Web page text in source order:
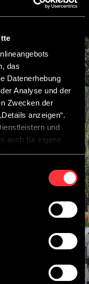
das
Datenerhebung
Analyse und der
Zwecken der
anzeigen“.
und
auch für eigene
zulassen“
zur Verarbeitung
Sie ist freiwillig,
der
Weitere Hinweise